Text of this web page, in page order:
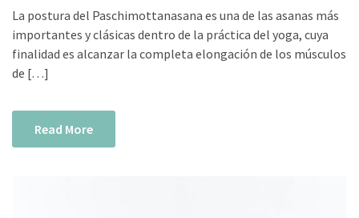
La postura del Paschimottanasana es una de las asanas más
importantes y clásicas dentro de la práctica del yoga, cuya
finalidad es alcanzar la completa elongación de los músculos
de […]
Read More